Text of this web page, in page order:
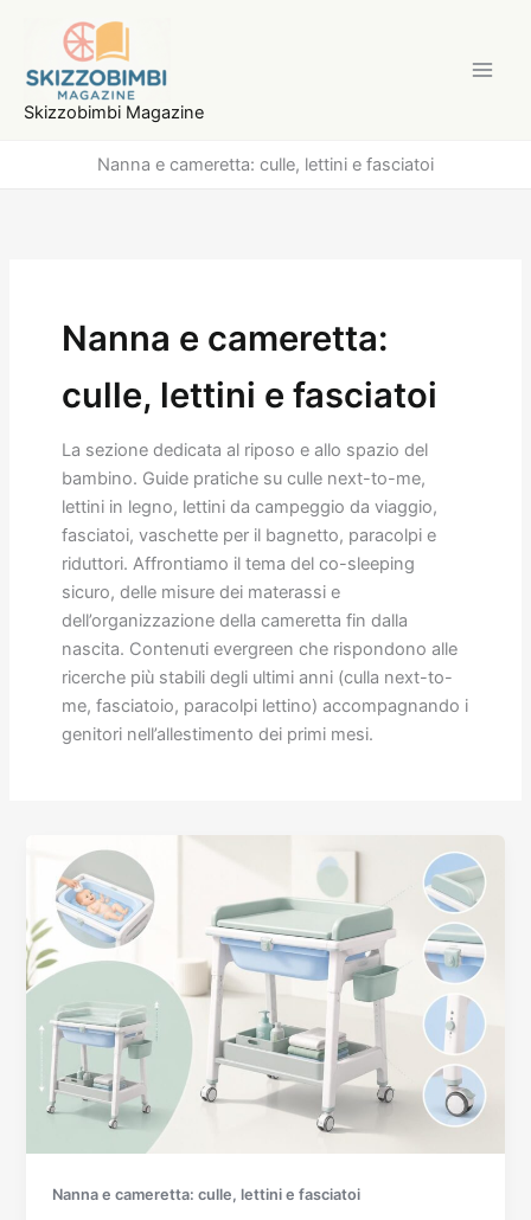
contenuto
Skizzobimbi Magazine
Nanna e cameretta: culle, lettini e fasciatoi
Nanna e cameretta:
culle, lettini e fasciatoi
La sezione dedicata al riposo e allo spazio del
bambino. Guide pratiche su culle next-to-me,
lettini in legno, lettini da campeggio da viaggio,
fasciatoi, vaschette per il bagnetto, paracolpi e
riduttori. Affrontiamo il tema del co-sleeping
sicuro, delle misure dei materassi e
dell’organizzazione della cameretta fin dalla
nascita. Contenuti evergreen che rispondono alle
ricerche più stabili degli ultimi anni (culla next-to-
me, fasciatoio, paracolpi lettino) accompagnando i
genitori nell’allestimento dei primi mesi.
Nanna e cameretta: culle, lettini e fasciatoi